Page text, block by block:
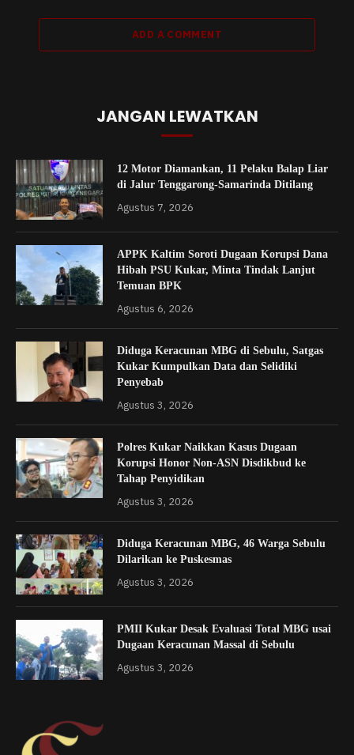
ADD A COMMENT
JANGAN LEWATKAN
12 Motor Diamankan, 11 Pelaku Balap Liar
di Jalur Tenggarong-Samarinda Ditilang
Agustus 7, 2026
APPK Kaltim Soroti Dugaan Korupsi Dana
Hibah PSU Kukar, Minta Tindak Lanjut
Temuan BPK
Agustus 6, 2026
Diduga Keracunan MBG di Sebulu, Satgas
Kukar Kumpulkan Data dan Selidiki
Penyebab
Agustus 3, 2026
Polres Kukar Naikkan Kasus Dugaan
Korupsi Honor Non-ASN Disdikbud ke
Tahap Penyidikan
Agustus 3, 2026
Diduga Keracunan MBG, 46 Warga Sebulu
Dilarikan ke Puskesmas
Agustus 3, 2026
PMII Kukar Desak Evaluasi Total MBG usai
Dugaan Keracunan Massal di Sebulu
Agustus 3, 2026